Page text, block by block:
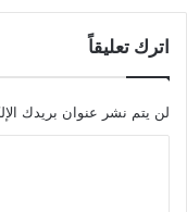
اترك تعليقاً
لن يتم نشر عنوان بريدك